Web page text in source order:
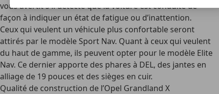
vous avertit s'il détecte que la voiture est conduite de
façon à indiquer un état de fatigue ou d’inattention.
Ceux qui veulent un véhicule plus confortable seront
attirés par le modèle Sport Nav. Quant à ceux qui veulent
du haut de gamme, ils peuvent opter pour le modèle Elite
Nav. Ce dernier apporte des phares à DEL, des jantes en
alliage de 19 pouces et des sièges en cuir.
Qualité de construction de l’Opel Grandland X